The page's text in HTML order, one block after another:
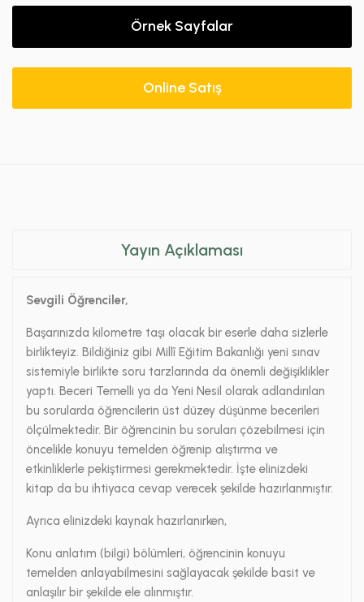
Örnek Sayfalar
Online Satış
Yayın Açıklaması
Sevgili Öğrenciler,
Başarınızda kilometre taşı olacak bir eserle daha sizlerle
birlikteyiz. Bildiğiniz gibi Millî Eğitim Bakanlığı yeni sınav
sistemiyle birlikte soru tarzlarında da önemli değişiklikler
yaptı. Beceri Temelli ya da Yeni Nesil olarak adlandırılan
bu sorularda öğrencilerin üst düzey düşünme becerileri
ölçülmektedir. Bir öğrencinin bu soruları çözebilmesi için
öncelikle konuyu temelden öğrenip alıştırma ve
etkinliklerle pekiştirmesi gerekmektedir. İşte elinizdeki
kitap da bu ihtiyaca cevap verecek şekilde hazırlanmıştır.
Ayrıca elinizdeki kaynak hazırlanırken,
Konu anlatım (bilgi) bölümleri, öğrencinin konuyu
temelden anlayabilmesini sağlayacak şekilde basit ve
anlaşılır bir şekilde ele alınmıştır.